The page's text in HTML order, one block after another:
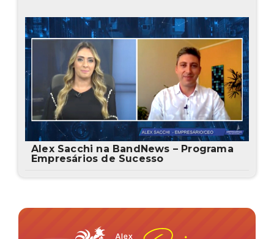
Alex Sacchi na BandNews – Programa
Empresários de Sucesso